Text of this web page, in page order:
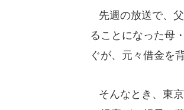
先週の放送で、
ることになった母
ぐが、元々借金を
そんなとき、東